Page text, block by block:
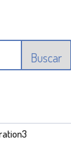
Buscar